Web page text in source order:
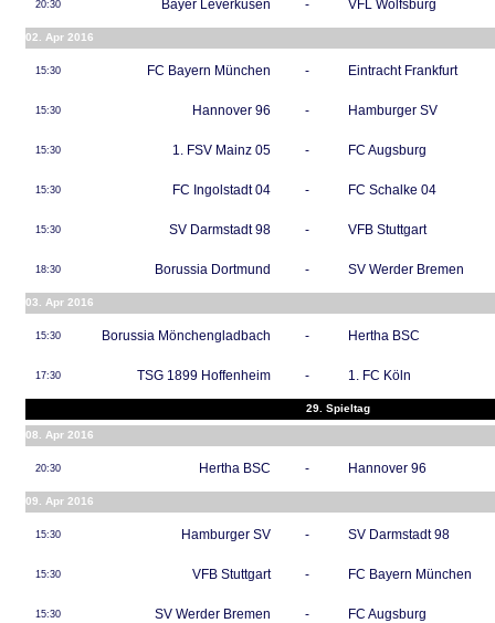
20:30 Bayer Leverkusen - VFL Wolfsburg
02. Apr 2016
15:30 FC Bayern München - Eintracht Frankfurt
15:30 Hannover 96 - Hamburger SV
15:30 1. FSV Mainz 05 - FC Augsburg
15:30 FC Ingolstadt 04 - FC Schalke 04
15:30 SV Darmstadt 98 - VFB Stuttgart
18:30 Borussia Dortmund - SV Werder Bremen
03. Apr 2016
15:30 Borussia Mönchengladbach - Hertha BSC
17:30 TSG 1899 Hoffenheim - 1. FC Köln
29. Spieltag
08. Apr 2016
20:30 Hertha BSC - Hannover 96
09. Apr 2016
15:30 Hamburger SV - SV Darmstadt 98
15:30 VFB Stuttgart - FC Bayern München
15:30 SV Werder Bremen - FC Augsburg